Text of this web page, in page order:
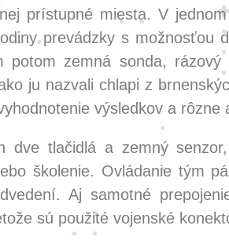
prístupné miesta. V
prevádzky s možnosťou
potom zemná sonda, rázový
ju nazvali chlapi z
výsledkov a rôzne
dve tlačidlá a zemný
školenie. Ovládanie tým
Aj samotné
sú použité vojenské